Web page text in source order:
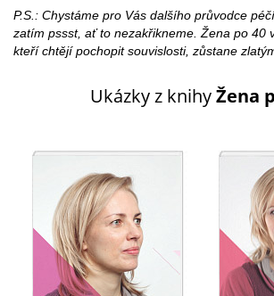
P.S.: Chystáme pro Vás dalšího průvodce
zatím pssst, ať to nezakřikneme. Žena po 40
kteří chtějí pochopit souvislosti, zůstane
Ukázky z knihyŽena